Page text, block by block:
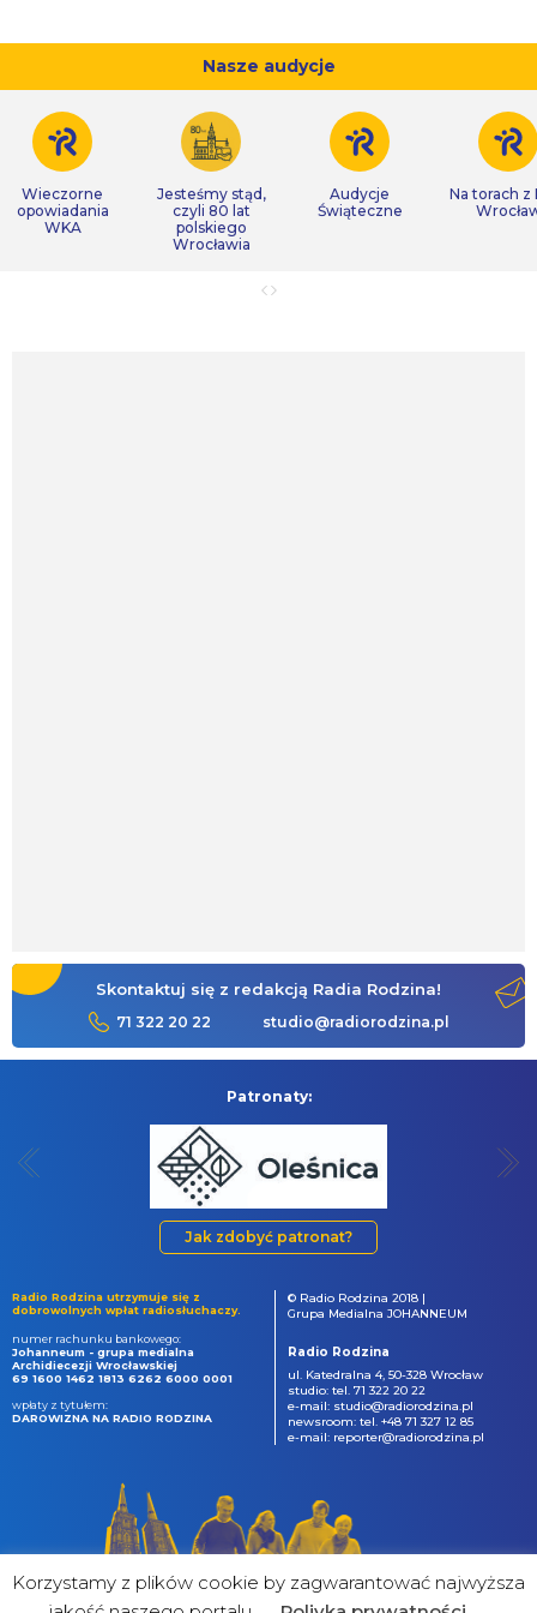
Nasze audycje
Wieczorne
opowiadania
WKA
Jesteśmy stąd,
czyli 80 lat
polskiego
Wrocławia
Audycje
Świąteczne
Na torach z
Skontaktuj się z redakcją Radia Rodzina!
71 322 20 22 studio@radiorodzina.pl
Patronaty:
Jak zdobyć patronat?
Radio Rodzina utrzymuje się z
dobrowolnych wpłat radiosłuchaczy.
numer rachunku bankowego:
Johanneum - grupa medialna
Archidiecezji Wrocławskiej
69 1600 1462 1813 6262 6000 0001
wpłaty z tytułem:
DAROWIZNA NA RADIO RODZINA
© Radio Rodzina 2018 |
Grupa Medialna JOHANNEUM
Radio Rodzina
ul. Katedralna 4, 50-328 Wrocław
studio: tel. 71 322 20 22
e-mail: studio@radiorodzina.pl
newsroom: tel. +48 71 327 12 85
e-mail: reporter@radiorodzina.pl
Korzystamy z plików cookie by zagwarantować najwyższa